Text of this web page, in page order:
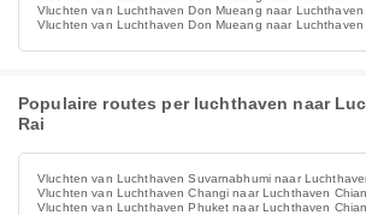
Vluchten van Luchthaven Don Mueang naar Luchthaven
Vluchten van Luchthaven Don Mueang naar Luchthaven
Populaire routes per luchthaven naar
Rai
Vluchten van Luchthaven Suvarnabhumi naar
Vluchten van Luchthaven Changi naar Luchthaven
Vluchten van Luchthaven Phuket naar Luchthaven